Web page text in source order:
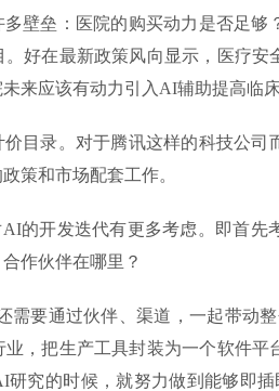
壁垒：医院的购买动力是否足
好在最新政策风向显示，医疗安
来应该有动力引入AI辅助提高临
目录。对于腾讯这样的科技公司
策和市场配套工作。
的开发迭代有更多考虑。即首先
作伙伴在哪里？
需要通过伙伴、渠道，一起带动
，把生产工具封装为一个软件平
研究的时候，就努力做到能够即